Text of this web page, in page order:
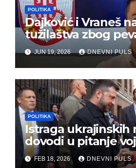
POLITIKA
Dajković i Vraneš
tužilaštva zbog
gusle
JUN 19, 2026 DNEVNI PULS
POLITIKA
Istraga ukrajinskih
dovodi u pitanje
pomoć Kijevu –
FEB 18, 2026 DNEVNI PULS